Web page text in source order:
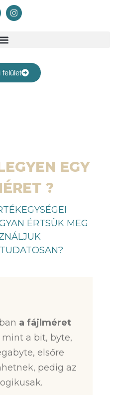
felület
EGY
?
ÉRTSÜK MEG
a fájlméret
a bit, byte,
elsőre
pedig az